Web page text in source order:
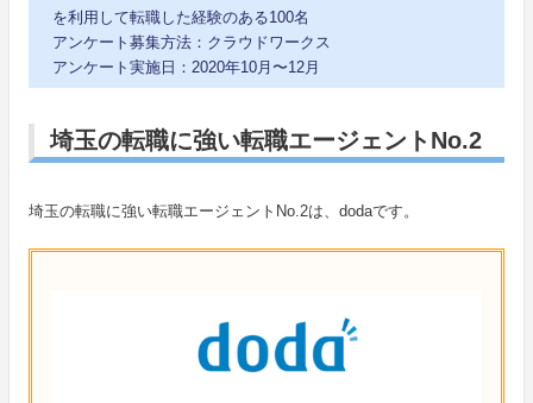
を利用して転職した経験のある100名
アンケート募集方法：クラウドワークス
アンケート実施日：2020年10月〜12月
埼玉の転職に強い転職エージェントNo.2
埼玉の転職に強い転職エージェントNo.2は、dodaです。